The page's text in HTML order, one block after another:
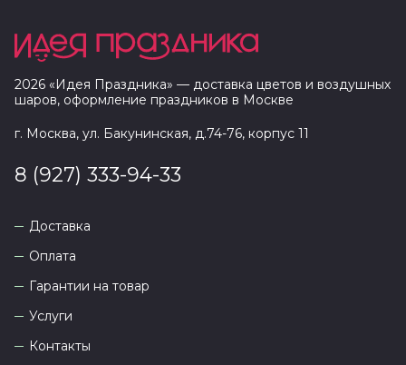
2026 «Идея Праздника» — доставка цветов и воздушных
шаров, оформление праздников в Москве
г. Москва, ул. Бакунинская, д.74-76, корпус 11
8 (927) 333-94-33
Доставка
Оплата
Гарантии на товар
Услуги
Контакты